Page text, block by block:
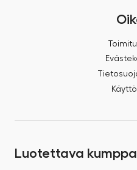
Luotettava